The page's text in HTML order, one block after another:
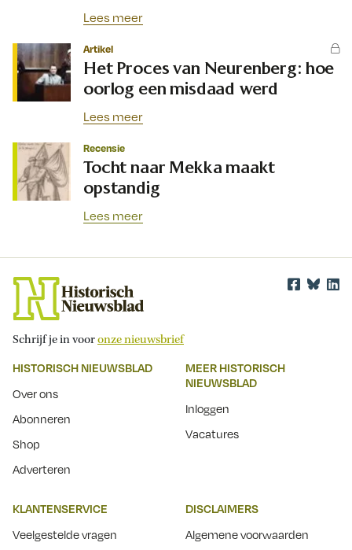
Lees meer
Artikel
Het Proces van Neurenberg: hoe
oorlog een misdaad werd
Lees meer
Recensie
Tocht naar Mekka maakt
opstandig
Lees meer
Schrijf je in vooronze nieuwsbrief
HISTORISCH NIEUWSBLAD
Over ons
Abonneren
Shop
Adverteren
MEER HISTORISCH
NIEUWSBLAD
Inloggen
Vacatures
KLANTENSERVICE
Veelgestelde vragen
DISCLAIMERS
Algemene voorwaarden